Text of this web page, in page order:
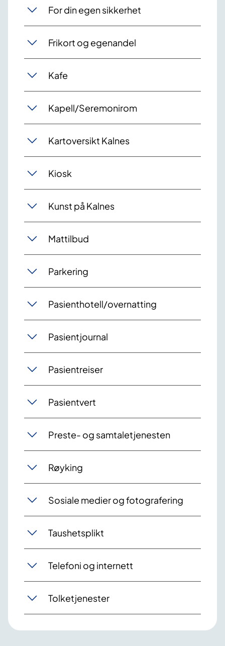
For din egen sikkerhet
Frikort og egenandel
Kafe
Kapell/Seremonirom
Kartoversikt Kalnes
Kiosk
Kunst på Kalnes
Mattilbud
Parkering
Pasienthotell/overnatting
Pasientjournal
Pasientreiser
Pasientvert
Preste- og samtaletjenesten
Røyking
Sosiale medier og fotografering
Taushetsplikt
Telefoni og internett
Tolketjenester